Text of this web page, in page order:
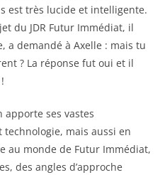
est très lucide et intelligente.
du JDR Futur Immédiat, il
a demandé à Axelle : mais tu
? La réponse fut oui et il
apporte ses vastes
mais aussi en
au monde de Futur Immédiat,
des angles d’approche